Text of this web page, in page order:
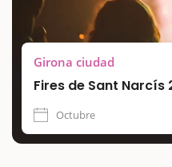
Girona ciudad
Fires de Sant Narcís
Octubre